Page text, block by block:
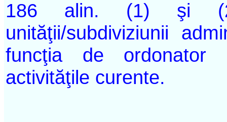
186 alin. (1) şi
unităţii/subdiviziunii
funcţia de ordonator
activităţile curente.